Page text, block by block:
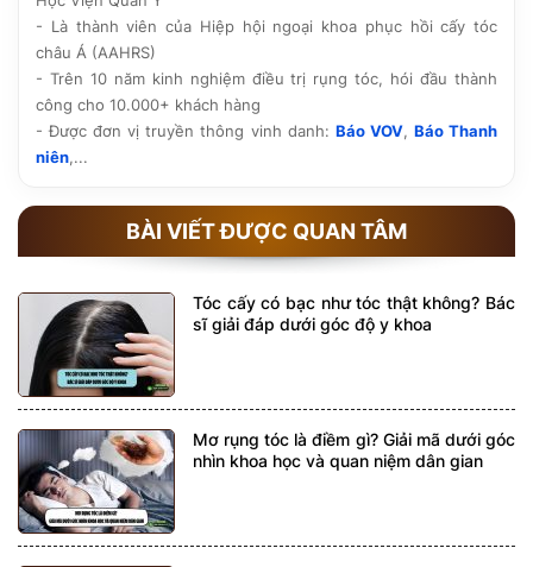
- Là thành viên của Hiệp hội ngoại khoa phục hồi cấy tóc
châu Á (AAHRS)
- Trên 10 năm kinh nghiệm điều trị rụng tóc, hói đầu thành
công cho 10.000+ khách hàng
- Được đơn vị truyền thông vinh danh: Báo VOV, Báo Thanh
niên,...
BÀI VIẾT ĐƯỢC QUAN TÂM
Tóc cấy có bạc như tóc thật không? Bác
sĩ giải đáp dưới góc độ y khoa
Mơ rụng tóc là điềm gì? Giải mã dưới góc
nhìn khoa học và quan niệm dân gian